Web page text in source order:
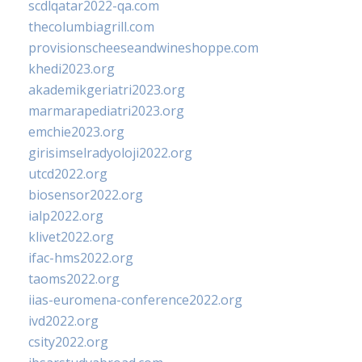
scdlqatar2022-qa.com
thecolumbiagrill.com
provisionscheeseandwineshoppe.com
khedi2023.org
akademikgeriatri2023.org
marmarapediatri2023.org
emchie2023.org
girisimselradyoloji2022.org
utcd2022.org
biosensor2022.org
ialp2022.org
klivet2022.org
ifac-hms2022.org
taoms2022.org
iias-euromena-conference2022.org
ivd2022.org
csity2022.org